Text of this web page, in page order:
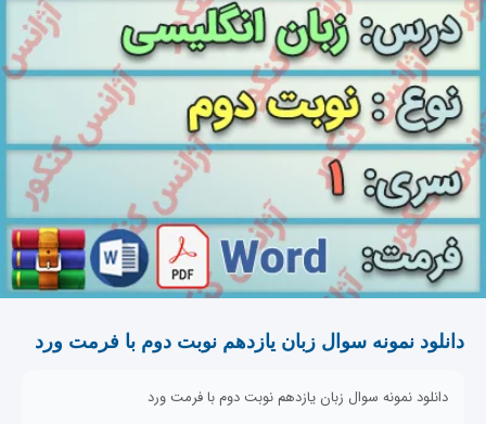
دانلود نمونه سوال زبان یازدهم نوبت دوم با فرمت ورد
دانلود نمونه سوال زبان یازدهم نوبت دوم با فرمت ورد